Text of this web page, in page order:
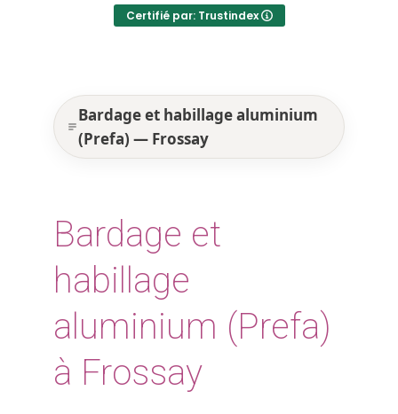
Certifié par: Trustindex
Bardage et habillage aluminium
(Prefa) — Frossay
Bardage et
habillage
aluminium (Prefa)
à Frossay